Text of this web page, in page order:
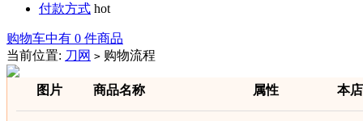
付款方式 hot
购物车中有 0 件商品
当前位置: 刀网 > 购物流程
图片 商品名称 属性 本